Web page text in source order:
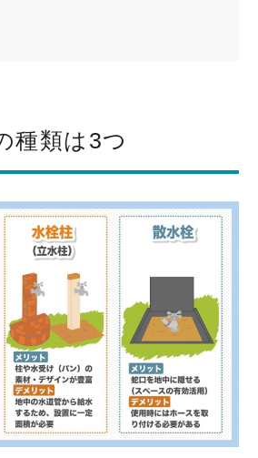
種類は3つ